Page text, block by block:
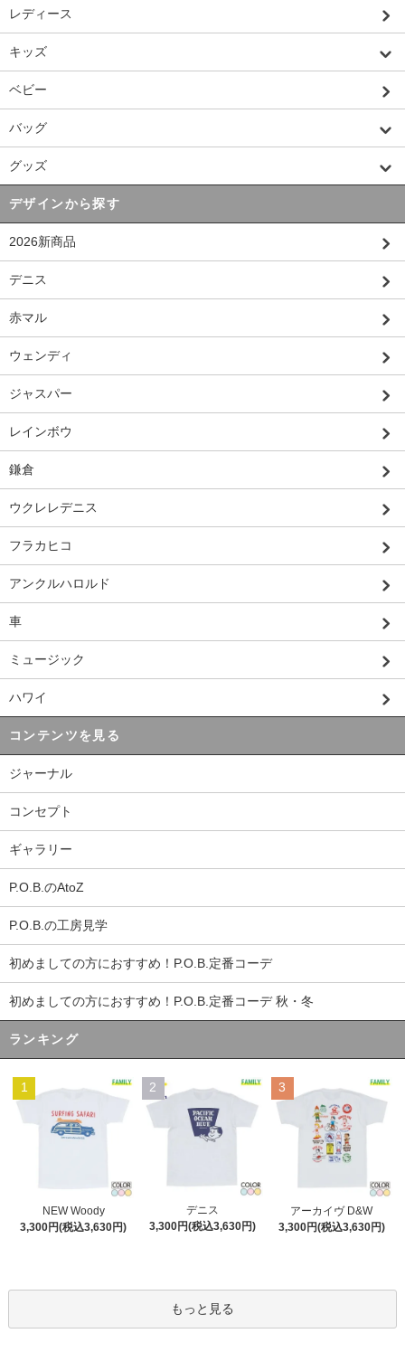
レディース
キッズ
ベビー
バッグ
グッズ
デザインから探す
2026新商品
デニス
赤マル
ウェンディ
ジャスパー
レインボウ
鎌倉
ウクレレデニス
フラカヒコ
アンクルハロルド
車
ミュージック
ハワイ
コンテンツを見る
ジャーナル
コンセプト
ギャラリー
P.O.B.のAtoZ
P.O.B.の工房見学
初めましての方におすすめ！P.O.B.定番コーデ
初めましての方におすすめ！P.O.B.定番コーデ 秋・冬
ランキング
1
NEW Woody
3,300円(税込3,630円)
2
デニス
3,300円(税込3,630円)
3
アーカイヴ D&W
3,300円(税込3,630円)
もっと見る